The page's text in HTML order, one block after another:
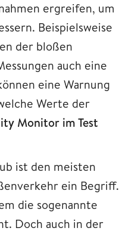
ergreifen, um
Beispielsweise
der bloßen
auch eine
eine Warnung
Werte der
Monitor im Test
ist den meisten
ein Begriff.
die sogenannte
Doch auch in der